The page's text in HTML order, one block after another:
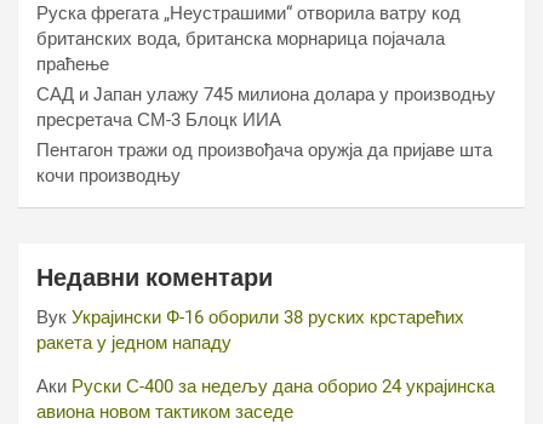
Руска фрегата „Неустрашими“ отворила ватру код
британских вода, британска морнарица појачала
праћење
САД и Јапан улажу 745 милиона долара у производњу
пресретача СМ-3 Блоцк ИИА
Пентагон тражи од произвођача оружја да пријаве шта
кочи производњу
Недавни коментари
Вук Украјински Ф-16 оборили 38 руских крстарећих
ракета у једном нападу
Аки Руски С-400 за недељу дана оборио 24 украјинска
авиона новом тактиком заседе